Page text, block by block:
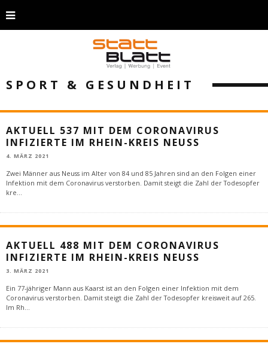
SPORT & GESUNDHEIT
AKTUELL 537 MIT DEM CORONAVIRUS
INFIZIERTE IM RHEIN-KREIS NEUSS
4. MÄRZ 2021
Zwei Männer aus Neuss im Alter von 84 und 85 Jahren sind an den Folgen einer
Infektion mit dem Coronavirus verstorben. Damit steigt die Zahl der Todesopfer
kre...
AKTUELL 488 MIT DEM CORONAVIRUS
INFIZIERTE IM RHEIN-KREIS NEUSS
3. MÄRZ 2021
Ein 77-jähriger Mann aus Kaarst ist an den Folgen einer Infektion mit dem
Coronavirus verstorben. Damit steigt die Zahl der Todesopfer kreisweit auf 265.
Im Rh...